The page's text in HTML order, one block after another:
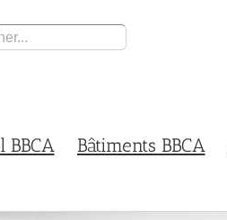
BBCA Bâtiments BBCA